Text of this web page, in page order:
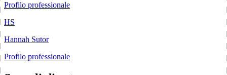
Profilo professionale
HS
Hannah Sutor
Profilo professionale